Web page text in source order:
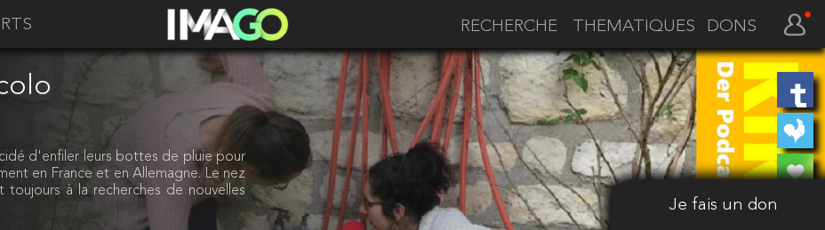
THEMATIQUES DONS
d'enfiler leurs bottes de pluie pour
en France et en Allemagne. Le nez
à la recherches de nouvelles
Je fais un don